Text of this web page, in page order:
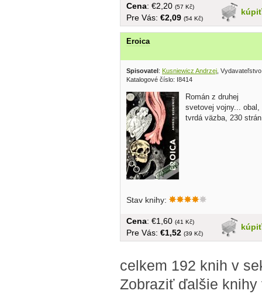
kúpiť
Cena: €2,20 (57 Kč)
Pre Vás: €2,09 (54 Kč)
Eroica
Spisovatel : Kusniewicz Andrzej ,
Katalogové číslo: I8414
Román z druhej
svetovej vojny... obal,
tvrdá väzba, 230 strán
Stav knihy:
kúpiť
Cena: €1,60 (41 Kč)
Pre Vás: €1,52 (39 Kč)
celkem 192 knih v
Zobraziť ďalšie